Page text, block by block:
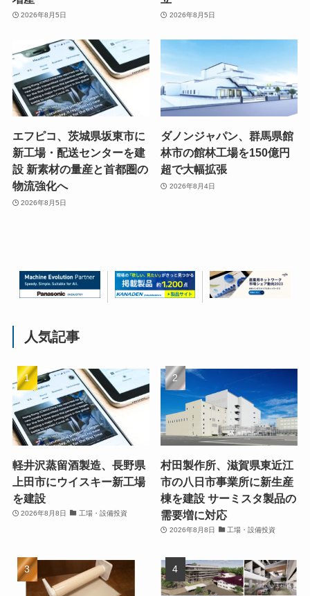
2026年8月5日 2026年8月5日
エフピコ、茨城県坂東市に
新工場・配送センターを建
設 新素材の量産と首都圏の
物流強化へ
2026年8月5日
ダノンジャパン、群馬県館
林市の館林工場を150億円
超で大幅拡張
2026年8月4日
人気記事
軽井沢蒸留酒製造、長野県
上田市にウイスキー新工場
を建設
2026年8月8日 工場・設備投資
村田製作所、滋賀県東近江
市の八日市事業所に新生産
棟を建設 サーミスタ製品の
需要増に対応
2026年8月8日 工場・設備投資